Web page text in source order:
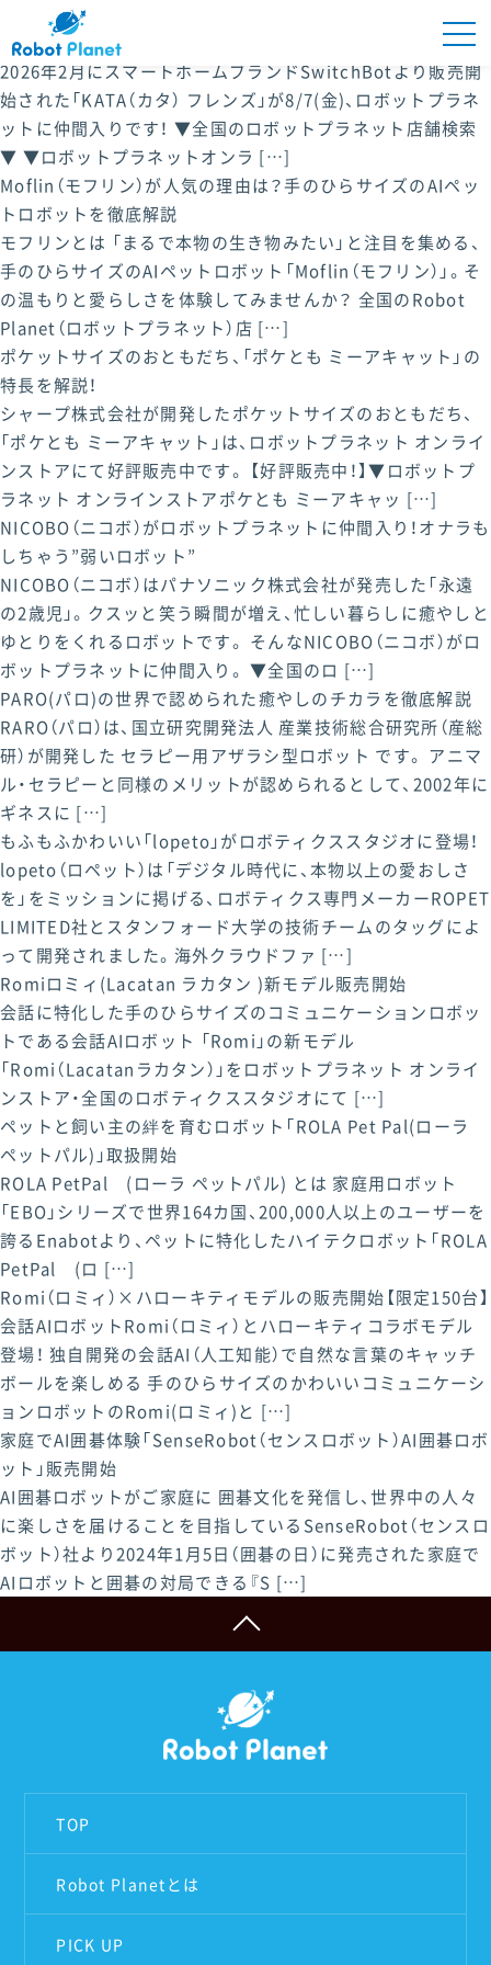
Robot Planetとは
商品紹介
PICK UP
ONLINE STORE
ロボプラオーナーズ
店舗・来店予約 お問い合わせ
こころに「寄り添う」AIパートナーロボット、KATAフレンズ登
場！
2026年2月にスマートホームブランドSwitchBotより販売開
始された「KATA（カタ） フレンズ」が8/7(金)、ロボットプラネ
ットに仲間入りです！ ▼全国のロボットプラネット店舗検索
▼ ▼ロボットプラネットオンラ […]
Moflin（モフリン）が人気の理由は？手のひらサイズのAIペッ
トロボットを徹底解説
モフリンとは 「まるで本物の生き物みたい」と注目を集める、
手のひらサイズのAIペットロボット「Moflin（モフリン）」。そ
の温もりと愛らしさを体験してみませんか？ 全国のRobot
Planet（ロボットプラネット）店 […]
ポケットサイズのおともだち、「ポケとも ミーアキャット」の
特長を解説！
シャープ株式会社が開発したポケットサイズのおともだち、
「ポケとも ミーアキャット」は、ロボットプラネット オンライ
ンストアにて好評販売中です。 【好評販売中！】▼ロボットプ
ラネット オンラインストアポケとも ミーアキャッ […]
NICOBO（ニコボ）がロボットプラネットに仲間入り！オナラも
しちゃう”弱いロボット”
NICOBO（ニコボ）はパナソニック株式会社が発売した「永遠
の2歳児」。クスッと笑う瞬間が増え、忙しい暮らしに癒やしと
ゆとりをくれるロボットです。 そんなNICOBO（ニコボ）がロ
ボットプラネットに仲間入り。 ▼全国のロ […]
PARO(パロ)の世界で認められた癒やしのチカラを徹底解説
RARO（パロ）は、国立研究開発法人 産業技術総合研究所（産総
研）が開発した セラピー用アザラシ型ロボット です。 アニマ
ル・セラピーと同様のメリットが認められるとして、2002年に
ギネスに […]
もふもふかわいい「lopeto」がロボティクススタジオに登場！
lopeto（ロペット）は「デジタル時代に、本物以上の愛おしさ
を」をミッションに掲げる、ロボティクス専門メーカーROPET
LIMITED社とスタンフォード大学の技術チームのタッグによ
って開発されました。海外クラウドファ […]
Romiロミィ(Lacatan ラカタン )新モデル販売開始
会話に特化した手のひらサイズのコミュニケーションロボッ
トである会話AIロボット 「Romi」の新モデル
「Romi（Lacatanラカタン）」をロボットプラネット オンライ
ンストア・全国のロボティクススタジオにて […]
ペットと飼い主の絆を育むロボット「ROLA Pet Pal(ローラ
ペットパル)」取扱開始
ROLA PetPal (ローラ ペットパル) とは 家庭用ロボット
「EBO」シリーズで世界164カ国、200,000人以上のユーザーを
誇るEnabotより、ペットに特化したハイテクロボット「ROLA
PetPal (ロ […]
Romi（ロミィ）×ハローキティモデルの販売開始【限定150台】
会話AIロボットRomi（ロミィ）とハローキティコラボモデル
登場！ 独自開発の会話AI（人工知能）で自然な言葉のキャッチ
ボールを楽しめる 手のひらサイズのかわいいコミュニケーシ
ョンロボットのRomi(ロミィ)と […]
家庭でAI囲碁体験「SenseRobot（センスロボット）AI囲碁ロボ
ット」販売開始
AI囲碁ロボットがご家庭に 囲碁文化を発信し、世界中の人々
に楽しさを届けることを目指しているSenseRobot（センスロ
ボット）社より2024年1月5日（囲碁の日）に発売された家庭で
AIロボットと囲碁の対局できる『S […]
TOP
Robot Planetとは
PICK UP